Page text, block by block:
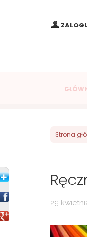
Strona
29